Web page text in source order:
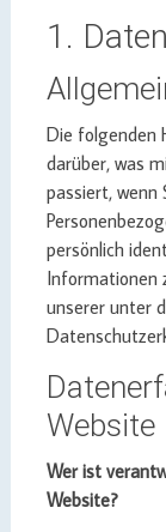
1.
Die folgenden
darüber, was
passiert, wenn
persönlich
Informationen
unserer unter
Website
Wer ist
Website?